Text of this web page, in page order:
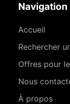
Navigation
Accueil
Rechercher
Offres pour
Nous
À propos